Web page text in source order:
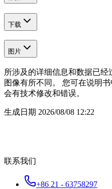
下载
图片
所涉及的详细信息和数据已
图像有所不同。 您可在说明
会有技术修改和错误。
生成日期 2026/08/08 12:22
联系我们
+86 21 - 63758297